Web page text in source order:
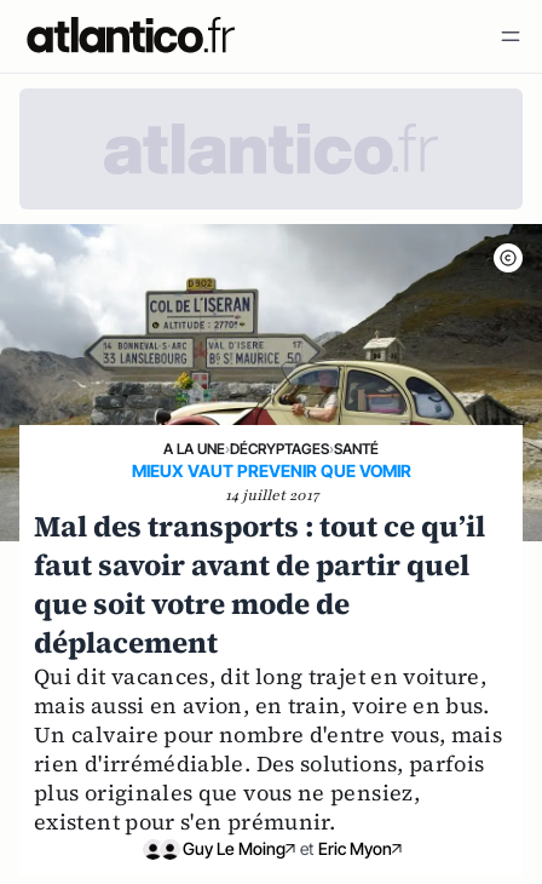
A LA UNE›DÉCRYPTAGES›SANTÉ
MIEUX VAUT PREVENIR QUE VOMIR
14 juillet 2017
Mal des transports : tout ce qu’il
faut savoir avant de partir quel
que soit votre mode de
déplacement
Qui dit vacances, dit long trajet en voiture,
mais aussi en avion, en train, voire en bus.
Un calvaire pour nombre d'entre vous, mais
rien d'irrémédiable. Des solutions, parfois
plus originales que vous ne pensiez,
existent pour s'en prémunir.
Guy Le Moing et Eric Myon